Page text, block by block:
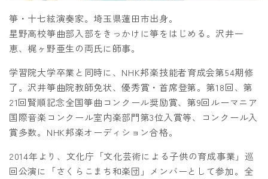
箏・十七絃演奏家。埼玉県蓮田市出身。
星野高校箏曲部入部をきっかけに箏をはじめる。沢井一
恵、梶ヶ野亜生の両氏に師事。
学習院大学卒業と同時に、NHK邦楽技能者育成会第54期修
了。沢井箏曲院教師免状、優秀賞・首席登第。第18回、第
21回賢順記念全国箏曲コンクール奨励賞、第9回ルーマニア
国際音楽コンクール室内楽部門第3位入賞等、コンクール入
賞多数。NHK邦楽オーディション合格。
2014年より、文化庁「文化芸術による子供の育成事業」巡
回公演に「さくらこまち和楽団」メンバーとして参加。全